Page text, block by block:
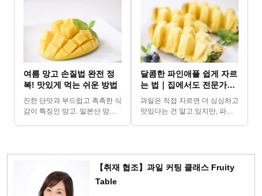
여름 망고 손질법 완전 정
복! 맛있게 먹는 쉬운 방법
진한 단맛과 부드럽고 촉촉한 식
감이 특징인 망고. 일본산 망고
달콤한 파인애플 쉽게 자르
는 법｜집에서도 전문가처
럼 컷팅하기
과일은 직접 자르면 더 싱싱하고
맛있다는 건 알고 있지만, 파인
【취재 협조】과일 커팅 클래스 Fruity
Table